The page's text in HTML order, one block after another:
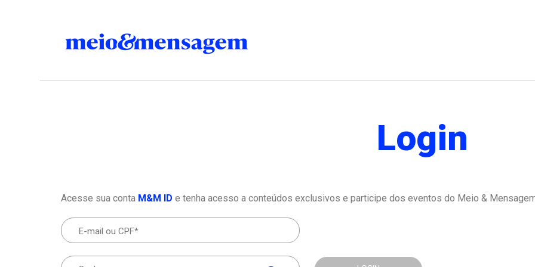
Login
Acesse sua conta M&M ID e tenha acesso a conteúdos exclusivos e participe dos eventos do Meio &